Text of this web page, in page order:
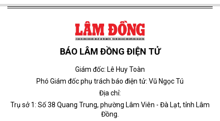
BÁO LÂM ĐỒNG ĐIỆN TỬ
Giám đốc: Lê Huy Toàn
Phó Giám đốc phụ trách báo điện tử: Vũ Ngọc Tú
Địa chỉ:
Trụ sở 1: Số 38 Quang Trung, phường Lâm Viên - Đà Lạt, tỉnh Lâm
Đồng.